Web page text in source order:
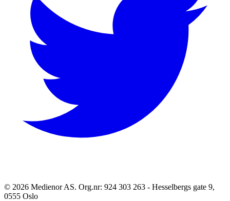
© 2026 Medienor AS. Org.nr: 924 303 263 - Hesselbergs gate 9,
0555 Oslo